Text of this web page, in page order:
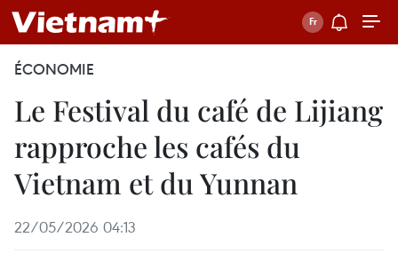
ÉCONOMIE
Le Festival du café de Lijiang
rapproche les cafés du
Vietnam et du Yunnan
22/05/2026 04:13